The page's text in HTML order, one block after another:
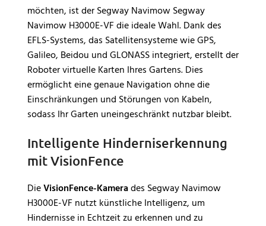
möchten, ist der Segway Navimow Segway
Navimow H3000E-VF die ideale Wahl. Dank des
EFLS-Systems, das Satellitensysteme wie GPS,
Galileo, Beidou und GLONASS integriert, erstellt der
Roboter virtuelle Karten Ihres Gartens. Dies
ermöglicht eine genaue Navigation ohne die
Einschränkungen und Störungen von Kabeln,
sodass Ihr Garten uneingeschränkt nutzbar bleibt.
Intelligente Hinderniserkennung
mit VisionFence
DieVisionFence-Kamerades Segway Navimow
H3000E-VF nutzt künstliche Intelligenz, um
Hindernisse in Echtzeit zu erkennen und zu